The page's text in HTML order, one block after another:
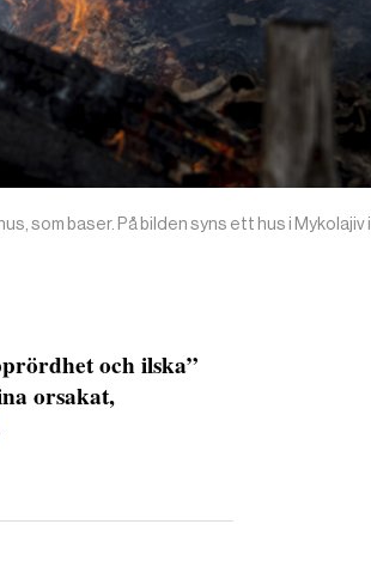
som baser. På bilden syns ett hus i Mykolajiv i
och ilska”
orsakat,